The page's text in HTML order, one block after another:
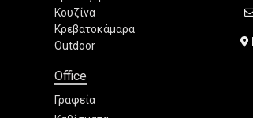
Κουζίνα
Κρεβατοκάμαρα
Outdoor
Office
Γραφεία